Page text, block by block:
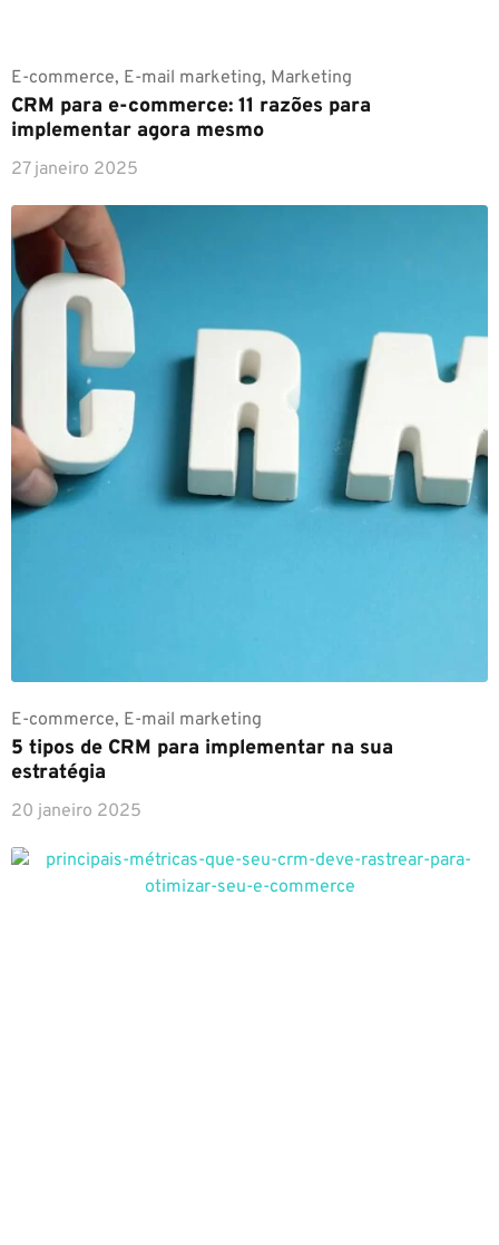
E-commerce, E-mail marketing, Marketing
CRM para e-commerce: 11 razões para
implementar agora mesmo
27 janeiro 2025
E-commerce, E-mail marketing
5 tipos de CRM para implementar na sua
estratégia
20 janeiro 2025